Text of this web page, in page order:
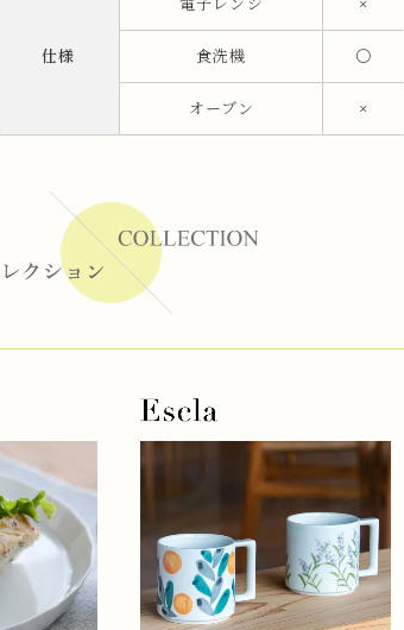
仕様
電子レンジ ×
食洗機 〇
オーブン ×